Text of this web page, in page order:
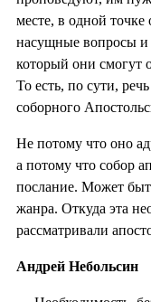
месте, в одной точке
насущные вопросы и
который они смогут
То есть, по сути,
соборного
Не потому что оно
а потому что собор
послание. Может
жанра. Откуда эта
рассматривали
Андрей Небольсин